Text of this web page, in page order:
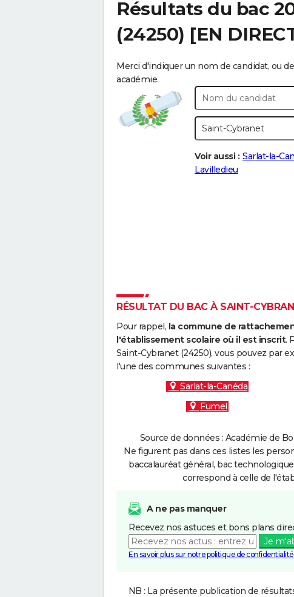
Résultats du bac
(24250) [EN
Merci d'indiquer un nom de candidat, ou
académie.
Voir aussi : Sarlat-la-
Lavilledieu
RÉSULTAT DU BAC À SAINT-
Pour rappel, la commune de
l'établissement scolaire où il est inscrit.
Saint-Cybranet (24250), vous pouvez par
l'une des communes suivantes :
Sarlat-la-Canéda
Fumel
Source de données : Académie de
Ne figurent pas dans ces listes les
baccalauréat général, bac
correspond à celle de
A ne pas manquer
Recevez nos astuces et bons plans
Je
En savoir plus sur notre politique de confidentialité
NB : La présente publication de